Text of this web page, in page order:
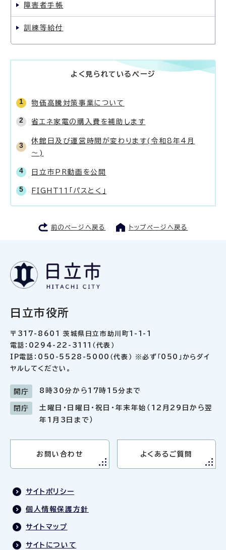
障害者手帳
訓練等給付
よく見られているページ
物価高騰対策事業について
省エネ家電の購入費を補助します
休館日及び運営時間が変わります(令和8年4月
～)
日立市PR動画を公開
FIGHT11「パスとく」
前のページへ戻る トップページへ戻る
日立市役所
〒317-8601 茨城県日立市助川町1-1-1
電話：0294-22-3111（代表）
IP電話：050-5528-5000（代表） ※必ず「050」からダイ
ヤルしてください。
開庁 8時30分から17時15分まで
閉庁
土曜日・日曜日・祝日・年末年始（12月29日から翌
年1月3日まで）
お問い合わせ よくあるご質問
サイトポリシー
個人情報保護方針
サイトマップ
サイトについて